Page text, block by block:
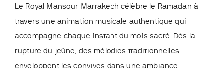
Le Royal Mansour Marrakech célèbre le Ramadan à
travers une animation musicale authentique qui
accompagne chaque instant du mois sacré. Dès la
rupture du jeûne, des mélodies traditionnelles
enveloppent les convives dans une ambiance